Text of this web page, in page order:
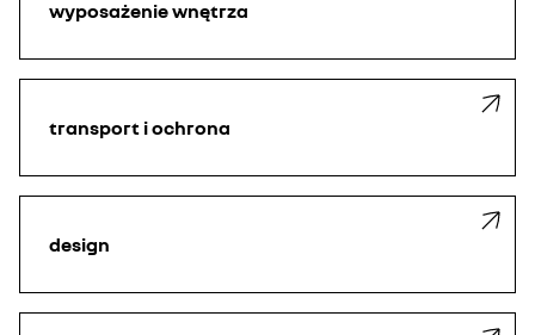
wyposażenie wnętrza
transport i ochrona
design